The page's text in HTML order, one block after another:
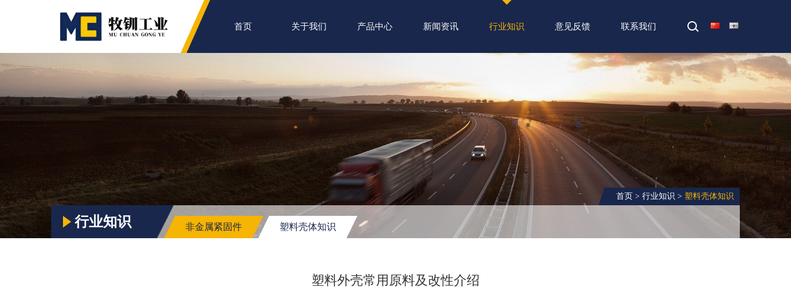
首页 关于我们 产品中心 新闻资讯 行业知识 意见反馈 联系我们
行业知识
首页 > 行业知识 > 塑料壳体知识
非金属紧固件 塑料壳体知识
塑料外壳常用原料及改性介绍